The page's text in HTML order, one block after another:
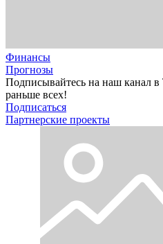
Финансы
Прогнозы
Подписывайтесь на наш канал в
раньше всех!
Подписаться
Партнерские проекты